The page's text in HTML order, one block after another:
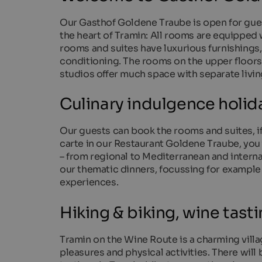
Our Gasthof Goldene Traube is open for
the heart of Tramin: All rooms are
rooms and suites have luxurious
conditioning. The rooms on the upper
studios offer much space with separate
Culinary indulgence
Our guests can book the rooms and suites,
carte in our Restaurant Goldene Traube,
– from regional to Mediterranean and
our thematic dinners, focussing for
experiences.
Hiking & biking, wine
Tramin on the Wine Route is a charming
pleasures and physical activities. There